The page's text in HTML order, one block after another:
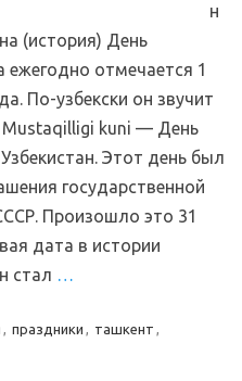
н
(история) День
ежегодно отмечается 1
По-узбекски он звучит
Mustaqilligi kuni — День
Этот день был
государственной
Произошло это 31
дата в истории
стал …
, праздники , ташкент ,